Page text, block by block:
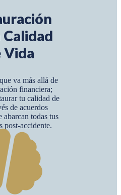
Calidad
Vida
va más allá de
financiera;
tu calidad de
de acuerdos
abarcan todas tus
post-accidente.